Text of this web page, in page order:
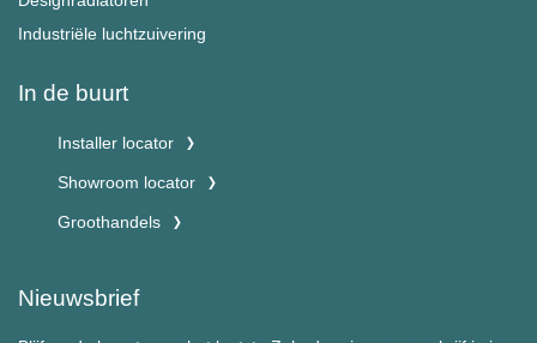
Industriële luchtzuivering
In de buurt
Installer locator
Showroom locator
Groothandels
Nieuwsbrief